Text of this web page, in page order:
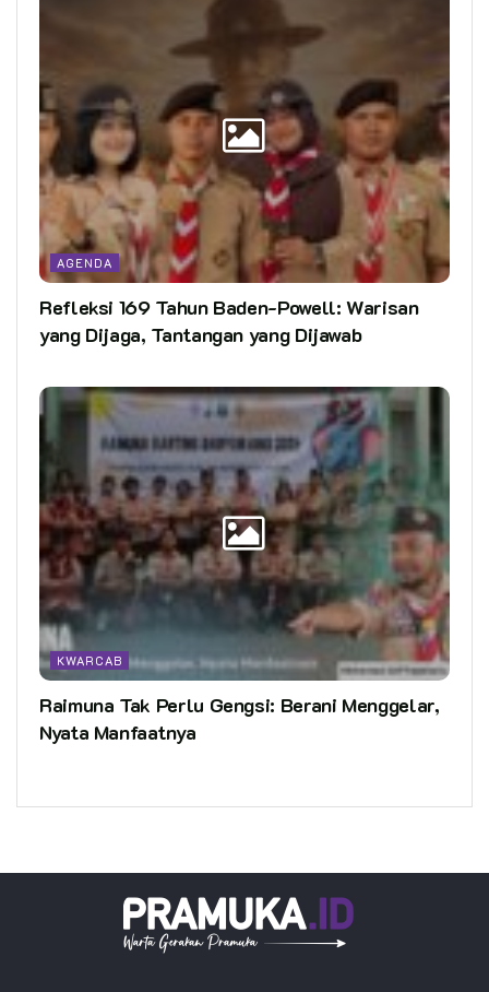
AGENDA
Refleksi 169 Tahun Baden-Powell: Warisan
yang Dijaga, Tantangan yang Dijawab
KWARCAB
Raimuna Tak Perlu Gengsi: Berani Menggelar,
Nyata Manfaatnya